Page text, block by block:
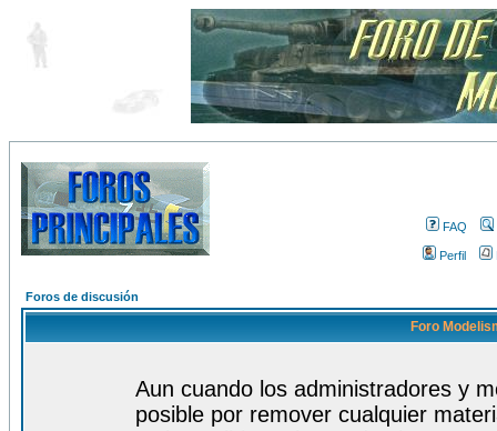
FAQ
Perfil
Foros de discusión
Foro
Aun cuando los administradores y
posible por remover cualquier